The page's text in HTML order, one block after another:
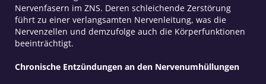
Nervenfasern im ZNS. Deren schleichende Zerstörung
führt zu einer verlangsamten Nervenleitung, was die
Nervenzellen und demzufolge auch die Körperfunktionen
beeinträchtigt.
Chronische Entzündungen an den Nervenumhüllungen